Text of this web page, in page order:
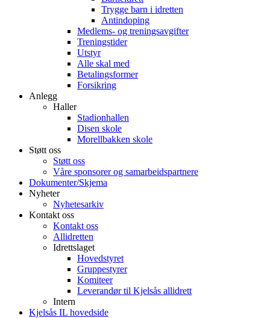
Trygge barn i idretten
Antindoping
Medlems- og treningsavgifter
Treningstider
Utstyr
Alle skal med
Betalingsformer
Forsikring
Anlegg
Haller
Stadionhallen
Disen skole
Morellbakken skole
Støtt oss
Støtt oss
Våre sponsorer og samarbeidspartnere
Dokumenter/Skjema
Nyheter
Nyhetesarkiv
Kontakt oss
Kontakt oss
Allidretten
Idrettslaget
Hovedstyret
Gruppestyrer
Komiteer
Leverandør til Kjelsås allidrett
Intern
Kjelsås IL hovedside